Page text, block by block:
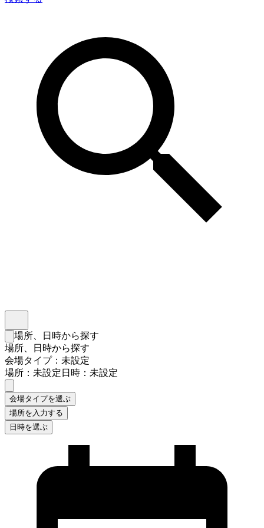
検索フォームを閉じる
場所、日時から探す
場所、日時から探す
会場タイプ：未設定
場所：未設定日時：未設定
会場タイプを選ぶ
場所を入力する
日時を選ぶ